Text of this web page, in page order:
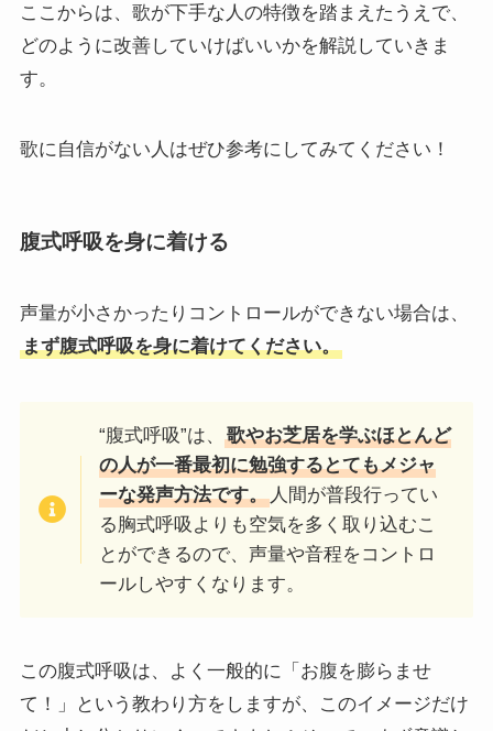
ここからは、歌が下手な人の特徴を踏まえたうえで、
どのように改善していけばいいかを解説していきま
す。
歌に自信がない人はぜひ参考にしてみてください！
腹式呼吸を身に着ける
声量が小さかったりコントロールができない場合は、
まず腹式呼吸を身に着けてください。
“腹式呼吸”は、歌やお芝居を学ぶほとんど
の人が一番最初に勉強するとてもメジャ
ーな発声方法です。 人間が普段行ってい
る胸式呼吸よりも空気を多く取り込むこ
とができるので、声量や音程をコントロ
ールしやすくなります。
この腹式呼吸は、よく一般的に「お腹を膨らませ
て！」という教わり方をしますが、このイメージだけ